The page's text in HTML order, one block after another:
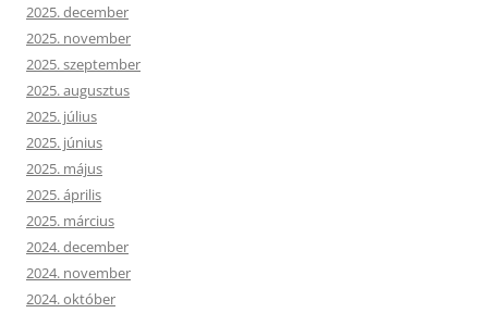
2025. december
2025. november
2025. szeptember
2025. augusztus
2025. július
2025. június
2025. május
2025. április
2025. március
2024. december
2024. november
2024. október